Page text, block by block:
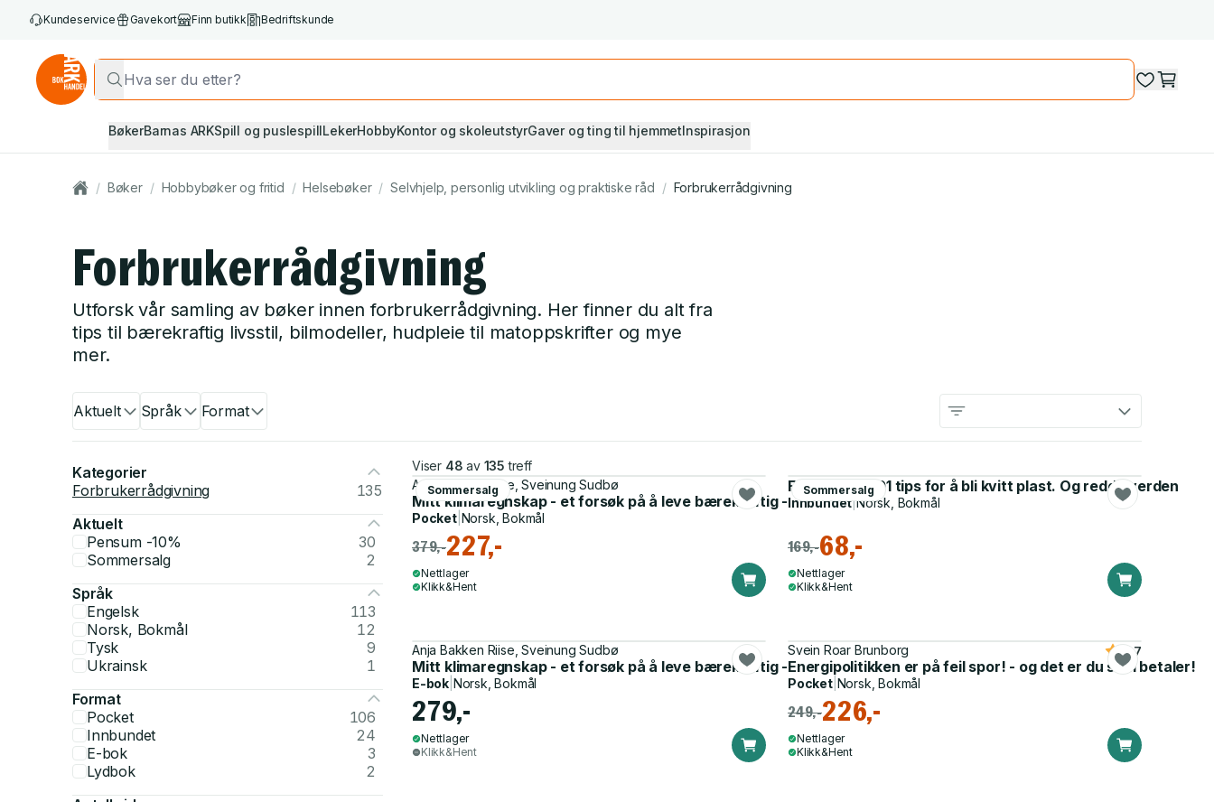
Kundeservice Gavekort Finn butikk Bedriftskunde
BøkerBarnas ARKSpill og puslespillLekerHobbyKontor og skoleutstyrGaver og ting til hjemmetInspirasjon
/ Bøker / Hobbybøker og fritid / Helsebøker / Selvhjelp, personlig utvikling og praktiske råd / Forbrukerrådgivning
Forbrukerrådgivning
Utforsk vår samling av bøker innen forbrukerrådgivning. Her finner du alt fra
tips til bærekraftig livsstil, bilmodeller, hudpleie til matoppskrifter og mye
mer.
Aktuelt Språk Format
Kategorier
Forbrukerrådgivning
135
Aktuelt
Pensum -10%
30
Sommersalg
2
Språk
Engelsk
113
Norsk, Bokmål
12
Tysk
9
Ukrainsk
1
Format
Pocket
106
Innbundet
24
E-bok
3
Lydbok
2
Viser 48 av 135 treff
Sommersalg
Anja Bakken Riise, Sveinung Sudbø
Mitt klimaregnskap - et forsøk på å leve bærekraftig - og løsningene vi trenger
Pocket| Norsk, Bokmål
379,-227,-
Nettlager
Klikk&Hent
Sommersalg
F**k plast - 101 tips for å bli kvitt plast. Og redde verden
Innbundet|Norsk, Bokmål
169,-68,-
Nettlager
Klikk&Hent
Anja Bakken Riise, Sveinung Sudbø
Mitt klimaregnskap - et forsøk på å leve bærekraftig - og løsningene vi trenger
E-bok Norsk, Bokmål
279,-
Nettlager
Klikk&Hent
Svein Roar Brunborg
Energipolitikken er på feil spor! - og det er du som betaler!
4.7
Pocket| Norsk, Bokmål
249,-226,-
Nettlager
Klikk&Hent